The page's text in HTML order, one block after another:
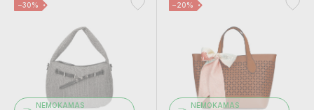
−30%
NEMOKAMAS
−20%
NEMOKAMAS